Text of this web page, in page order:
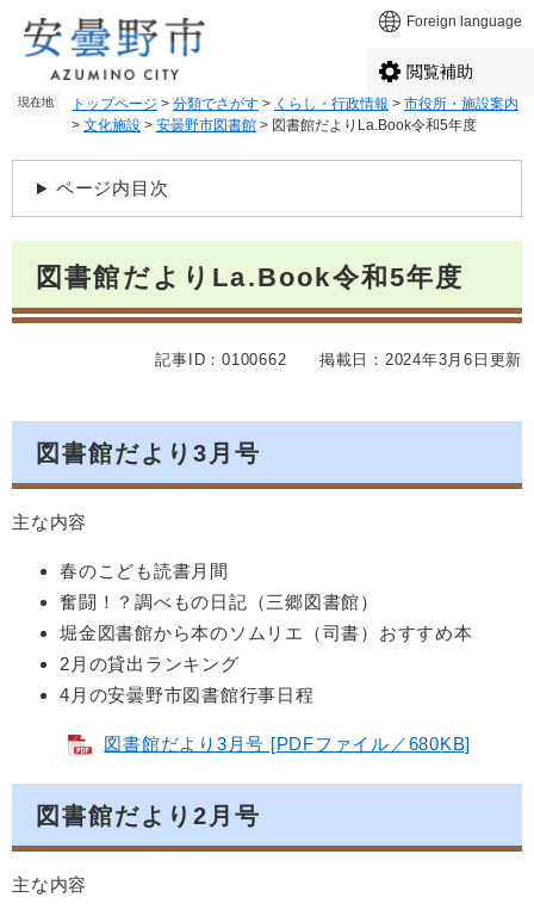
で
。
ば
て
本
Foreign language
閲覧補助
現在地 トップページ > 分類でさがす > くらし・行政情報 > 市役所・施設案内
> 文化施設 > 安曇野市図書館 > 図書館だよりLa.Book令和5年度
ページ内目次
図書館だよりLa.Book令和5年度
記事ID：0100662 掲載日：2024年3月6日更新
図書館だより3月号
主な内容
春のこども読書月間
奮闘！？調べもの日記（三郷図書館）
堀金図書館から本のソムリエ（司書）おすすめ本
2月の貸出ランキング
4月の安曇野市図書館行事日程
図書館だより3月号 [PDFファイル／680KB]
図書館だより2月号
主な内容